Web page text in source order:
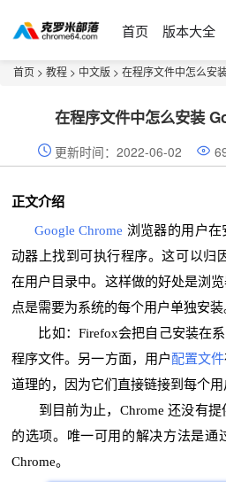
首页 版本大全
首页 > 教程 > 中文版 > 在程序文件中怎么安
在程序文件中怎么安装
更新时间：2022-06-02
正文介绍
Google Chrome 浏览器的用户在
动器上找到可执行程序。这可以归
在用户目录中。这样做的好处是浏
点是需要为系统的每个用户单独安装
比如：Firefox会把自己安装在系
程序文件。另一方面，用户配置文件
道理的，因为它们直接链接到每个用
到目前为止，Chrome 还没有提
的选项。唯一可用的解决方法是通
Chrome。